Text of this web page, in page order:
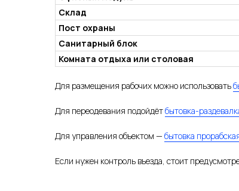
Склад
Пост охраны
Санитарный блок
Комната отдыха или столовая
Для размещения рабочих можно использовать
Для переодевания подойдётбытовка-
Для управления объектом — бытовка
Если нужен контроль въезда, стоит